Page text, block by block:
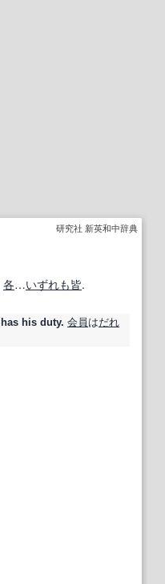
研究社 新英和中辞典
各…いずれも皆.
has his duty. 会員はだれ